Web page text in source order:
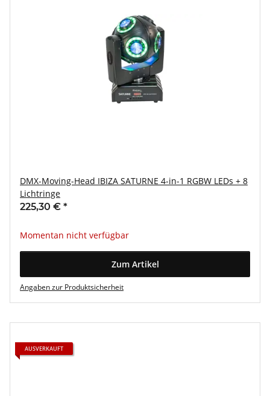
DMX-Moving-Head IBIZA SATURNE 4-in-1 RGBW LEDs + 8
Lichtringe
225,30 € *
Momentan nicht verfügbar
Zum Artikel
Angaben zur Produktsicherheit
AUSVERKAUFT